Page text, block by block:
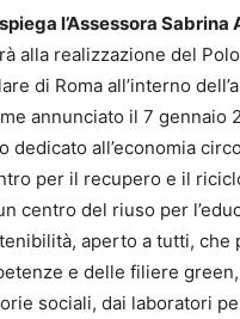
spiega l’Assessora Sabrina
alla realizzazione del Polo
di Roma all’interno
annunciato il 7 gennaio
dedicato all’economia
per il recupero e il
centro del riuso per
aperto a tutti, che
e delle filiere
sociali, dai laboratori